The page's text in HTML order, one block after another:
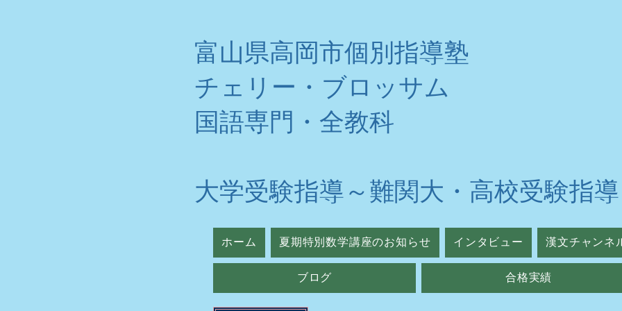
富山県高岡市個別指導塾
チェリー・ブロッサム
​国語専門・全教科
大学受験指導～難関大・高校受験指導
ホーム 夏期特別数学講座のお知らせ インタビュー 漢文チャンネ
ブログ 合格実績